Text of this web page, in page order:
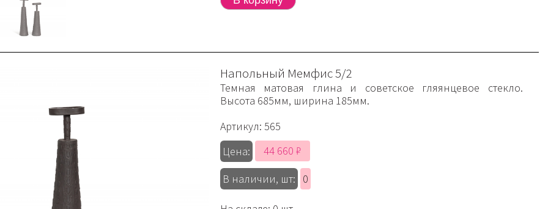
Напольный Мемфис 5/2
Темная матовая глина и советское гляянцевое стекло.
Высота 685мм, ширина 185мм.
Артикул: 565
Цена:
44 660 ₽
В наличии, шт:
0